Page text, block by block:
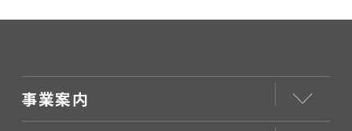
事業案内